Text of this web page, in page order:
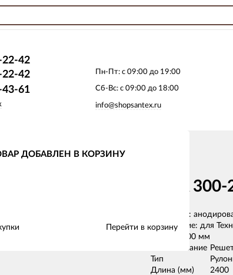
22-42
22-42
43-61
Пн-Пт:с 09:00 до 19:00
Сб-Вс:с 09:00 до 18:00
info@shopsantex.ru
алюминиевая PPA 300-
Материал:
Назначение: для
длину-2400 мм
Наименование
Тип
Длина (мм)
2400
ДОБАВЛЕН В КОРЗИНУ
Перейти в корзину